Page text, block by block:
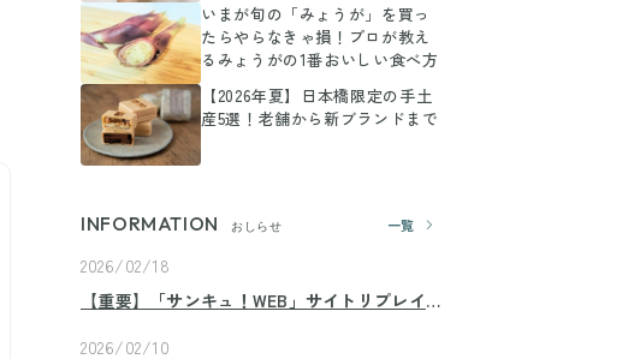
いまが旬の「みょうが」を買っ
たらやらなきゃ損！プロが教え
るみょうがの1番おいしい食べ方
【2026年夏】日本橋限定の手土
産5選！老舗から新ブランドまで
INFORMATION おしらせ 一覧
2026/02/18
【重要】「サンキュ！WEB」サイトリプレイ
2026/02/10